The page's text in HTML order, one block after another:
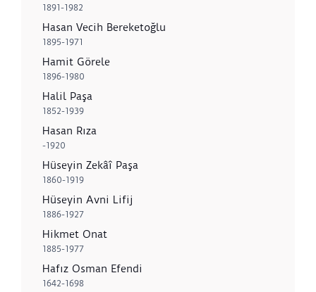
1891-1982
Hasan Vecih Bereketoğlu
1895-1971
Hamit Görele
1896-1980
Halil Paşa
1852-1939
Hasan Rıza
-1920
Hüseyin Zekâî Paşa
1860-1919
Hüseyin Avni Lifij
1886-1927
Hikmet Onat
1885-1977
Hafız Osman Efendi
1642-1698